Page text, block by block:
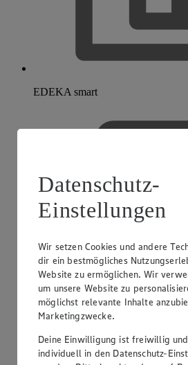
EDEKA smart
Datenschutz-
Einstellungen
Wir setzen Cookies und andere
dir ein bestmögliches
Website zu ermöglichen. Wir
um unsere Website zu
möglichst relevante Inhalte
Marketingzwecke.
Deine Einwilligung ist freiwillig
individuell in den Datenschutz-